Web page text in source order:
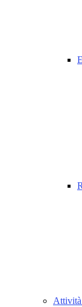
Attività